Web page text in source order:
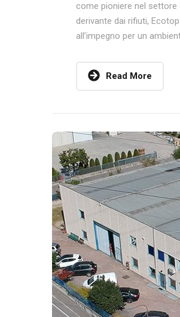
come pioniere nel settore
derivante dai rifiuti,
all’impegno per un
Read More